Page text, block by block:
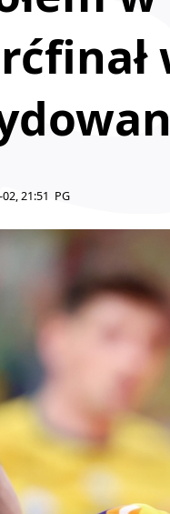
21:51 PG